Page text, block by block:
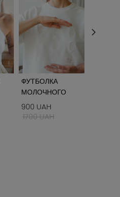
ФУТБОЛКА
МОЛОЧНОГО
КОЛЬОРУ
OBJECT 03
900 UAH
1700 UAH